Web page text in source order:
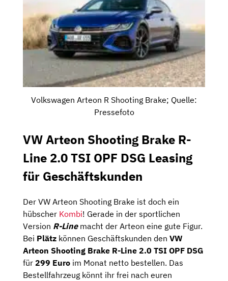
Volkswagen Arteon R Shooting Brake; Quelle:
Pressefoto
VW Arteon Shooting Brake R-
Line 2.0 TSI OPF DSG Leasing
für Geschäftskunden
Der VW Arteon Shooting Brake ist doch ein
hübscher Kombi! Gerade in der sportlichen
Version R-Linemacht der Arteon eine gute Figur.
Bei Plätz können Geschäftskunden den VW
Arteon Shooting Brake R-Line 2.0 TSI OPF DSG
für 299 Euro im Monat netto bestellen. Das
Bestellfahrzeug könnt ihr frei nach euren